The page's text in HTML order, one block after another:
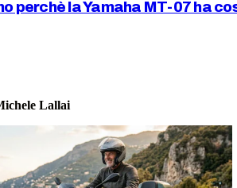
perchè la Yamaha MT-07 ha
Lallai